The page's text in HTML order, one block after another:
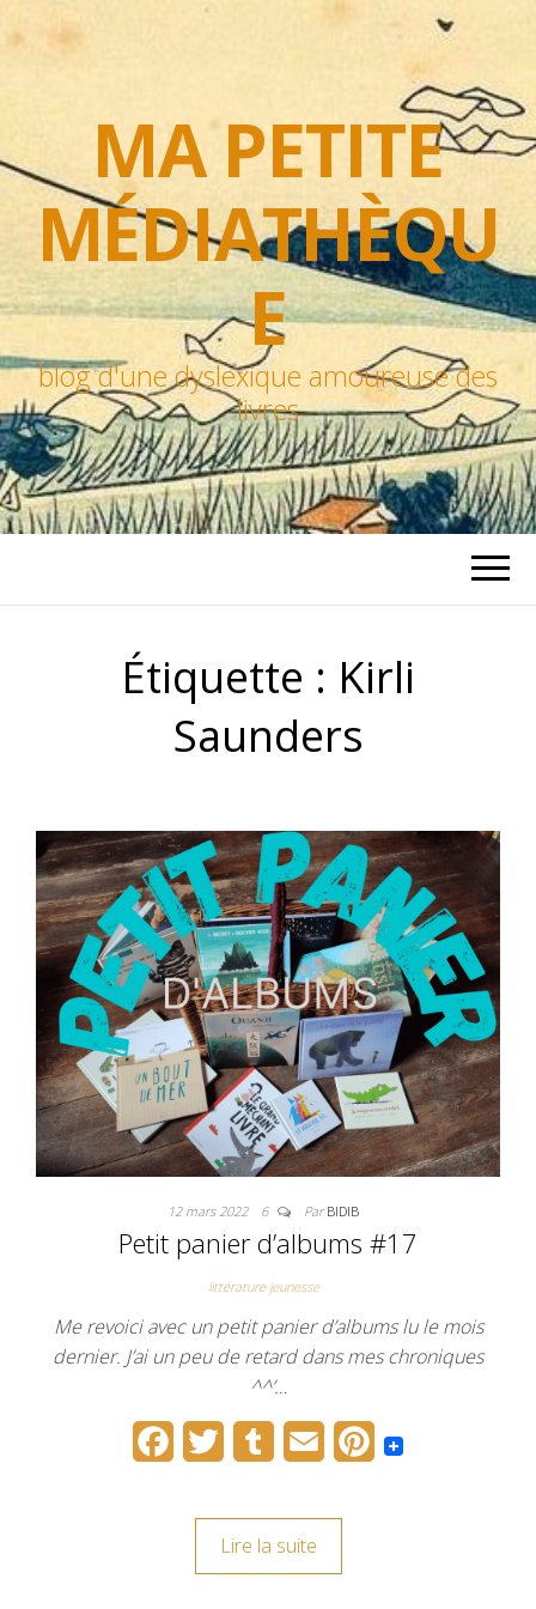
MA PETITE
MÉDIATHÈQU
E
blog d'une dyslexique amoureuse des
livres
Étiquette : Kirli
Saunders
12 mars 2022 6 ParBIDIB
Petit panier d’albums #17
littérature jeunesse
Me revoici avec un petit panier d’albums lu le mois
dernier. J’ai un peu de retard dans mes chroniques
^^’…
i
m
a
P
Lire la suite